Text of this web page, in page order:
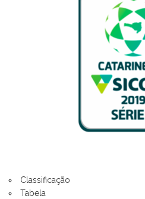
Classificação
Tabela